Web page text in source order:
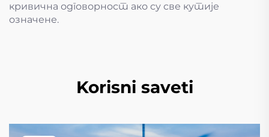
кривична одговорност ако су све кутије
означене.
Korisni saveti